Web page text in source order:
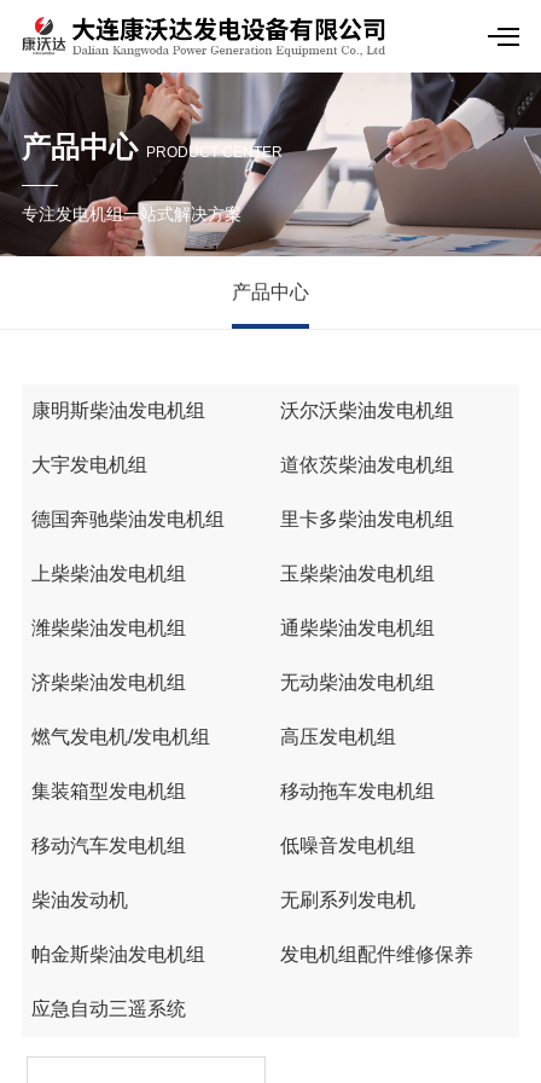
产品中心 PRODUCT CENTER
专注发电机组一站式解决方案
产品中心
康明斯柴油发电机组 沃尔沃柴油发电机组
大宇发电机组 道依茨柴油发电机组
德国奔驰柴油发电机组 里卡多柴油发电机组
上柴柴油发电机组 玉柴柴油发电机组
潍柴柴油发电机组 通柴柴油发电机组
济柴柴油发电机组 无动柴油发电机组
燃气发电机/发电机组 高压发电机组
集装箱型发电机组 移动拖车发电机组
移动汽车发电机组 低噪音发电机组
柴油发动机 无刷系列发电机
帕金斯柴油发电机组 发电机组配件维修保养
应急自动三遥系统